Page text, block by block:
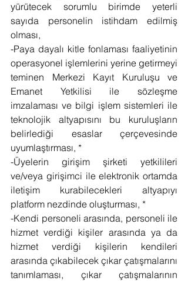
yürütecek sorumlu birimde yeterli
sayıda personelin istihdam edilmiş
olması,
-Paya dayalı kitle fonlaması faaliyetinin
operasyonel işlemlerini yerine getirmeyi
teminen Merkezi Kayıt Kuruluşu ve
Emanet Yetkilisi ile sözleşme
imzalaması ve bilgi işlem sistemleri ile
teknolojik altyapısını bu kuruluşların
belirlediği esaslar çerçevesinde
uyumlaştırması, *
-Üyelerin girişim şirketi yetkilileri
ve/veya girişimci ile elektronik ortamda
iletişim kurabilecekleri altyapıyı
platform nezdinde oluşturması, *
-Kendi personeli arasında, personeli ile
hizmet verdiği kişiler arasında ya da
hizmet verdiği kişilerin kendileri
arasında çıkabilecek çıkar çatışmalarını
tanımlaması, çıkar çatışmalarının